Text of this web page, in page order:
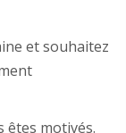
et souhaitez
êtes motivés.